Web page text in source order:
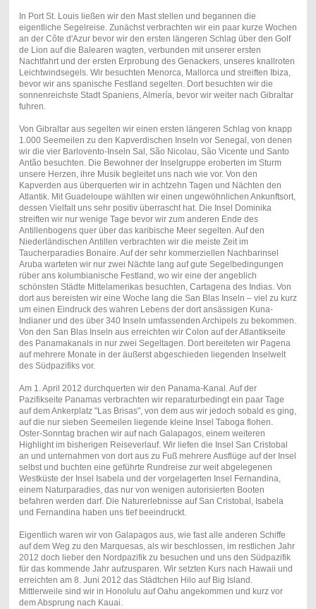
In Port St. Louis ließen wir den Mast stellen und begannen die
eigentliche Segelreise. Zunächst verbrachten wir ein paar kurze Wochen
an der Côte d'Azur bevor wir den ersten längeren Schlag über den Golf
de Lion auf die Balearen wagten, verbunden mit unserer ersten
Nachtfahrt und der ersten Erprobung des Genackers, unseres knallroten
Leichtwindsegels. Wir besuchten Menorca, Mallorca und streiften Ibiza,
bevor wir ans spanische Festland segelten. Dort besuchten wir die
sonnenreichste Stadt Spaniens, Almería, bevor wir weiter nach Gibraltar
fuhren.
Von Gibraltar aus segelten wir einen ersten längeren Schlag von knapp
1.000 Seemeilen zu den Kapverdischen Inseln vor Senegal, von denen
wir die vier Barlovento-Inseln Sal, São Nicolau, São Vicente und Santo
Antão besuchten. Die Bewohner der Inselgruppe eroberten im Sturm
unsere Herzen, ihre Musik begleitet uns nach wie vor. Von den
Kapverden aus überquerten wir in achtzehn Tagen und Nächten den
Atlantik. Mit Guadeloupe wählten wir einen ungewöhnlichen Ankunftsort,
dessen Vielfalt uns sehr positiv überrascht hat. Die Insel Dominika
streiften wir nur wenige Tage bevor wir zum anderen Ende des
Antillenbogens quer über das karibische Meer segelten. Auf den
Niederländischen Antillen verbrachten wir die meiste Zeit im
Taucherparadies Bonaire. Auf der sehr kommerziellen Nachbarinsel
Aruba warteten wir nur zwei Nächte lang auf gute Segelbedingungen
rüber ans kolumbianische Festland, wo wir eine der angeblich
schönsten Städte Mittelamerikas besuchten, Cartagena des Indias. Von
dort aus bereisten wir eine Woche lang die San Blas Inseln – viel zu kurz
um einen Eindruck des wahren Lebens der dort ansässigen Kuna-
Indianer und des über 340 Inseln umfassenden Archipels zu bekommen.
Von den San Blas Inseln aus erreichten wir Colon auf der Atlantikseite
des Panamakanals in nur zwei Segeltagen. Dort bereiteten wir Pagena
auf mehrere Monate in der äußerst abgeschieden liegenden Inselwelt
des Südpazifiks vor.
Am 1. April 2012 durchquerten wir den Panama-Kanal. Auf der
Pazifikseite Panamas verbrachten wir reparaturbedingt ein paar Tage
auf dem Ankerplatz "Las Brisas", von dem aus wir jedoch sobald es ging,
auf die nur sieben Seemeilen liegende kleine Insel Taboga flohen.
Oster-Sonntag brachen wir auf nach Galapagos, einem weiteren
Highlight im bisherigen Reiseverlauf. Wir liefen die Insel San Cristobal
an und unternahmen von dort aus zu Fuß mehrere Ausflüge auf der Insel
selbst und buchten eine geführte Rundreise zur weit abgelegenen
Westküste der Insel Isabela und der vorgelagerten Insel Fernandina,
einem Naturparadies, das nur von wenigen autorisierten Booten
befahren werden darf. Die Naturerlebnisse auf San Cristobal, Isabela
und Fernandina haben uns tief beeindruckt.
Eigentlich waren wir von Galapagos aus, wie fast alle anderen Schiffe
auf dem Weg zu den Marquesas, als wir beschlossen, im restlichen Jahr
2012 doch lieber den Nordpazifik zu besuchen und uns den Südpazifik
für das kommende Jahr aufzusparen. Wir setzten Kurs nach Hawaii und
erreichten am 8. Juni 2012 das Städtchen Hilo auf Big Island.
Mittlerweile sind wir in Honolulu auf Oahu angekommen und kurz vor
dem Absprung nach Kauai.